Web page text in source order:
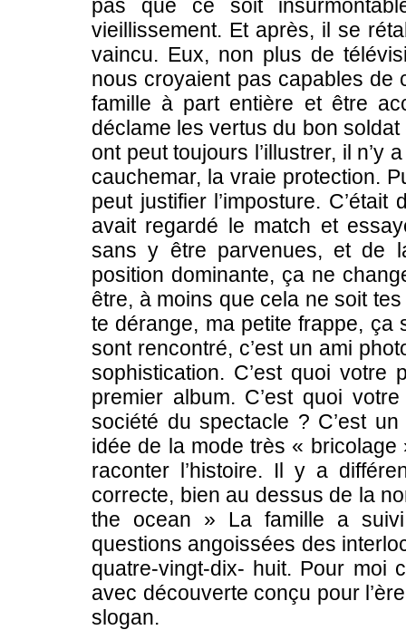
pas que ce soit
vieillissement. Et après, il se
vaincu. Eux, non plus de
nous croyaient pas capables de
famille à part entière et être
déclame les vertus du bon
ont peut toujours l’illustrer, il n’y
cauchemar, la vraie protection.
peut justifier l’imposture.
avait regardé le match et
sans y être parvenues, et de
position dominante, ça ne
être, à moins que cela ne soit
te dérange, ma petite frappe, ça
sont rencontré, c’est un ami
sophistication. C’est quoi votre
premier album. C’est quoi
société du spectacle ? C’est
idée de la mode très « bricolage
raconter l’histoire. Il y a
correcte, bien au dessus de la
the ocean » La famille a
questions angoissées des
quatre-vingt-dix- huit. Pour moi
avec découverte conçu pour
slogan.